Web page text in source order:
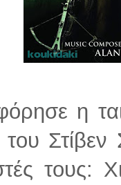
η
του
τους: